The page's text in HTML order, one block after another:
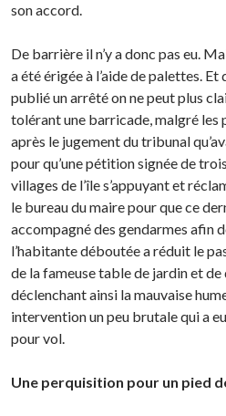
son accord.
De barrière il n’y a donc pas eu.
a été érigée à l’aide de palettes.
publié un arrêté on ne peut plus
tolérant une barricade, malgré les
après le jugement du tribunal
pour qu’une pétition signée de
villages de l’île s’appuyant et
le bureau du maire pour que ce
accompagné des gendarmes afin
l’habitante déboutée a réduit le
de la fameuse table de jardin et
déclenchant ainsi la mauvaise
intervention un peu brutale qui a
pour vol.
Une perquisition pour un pied